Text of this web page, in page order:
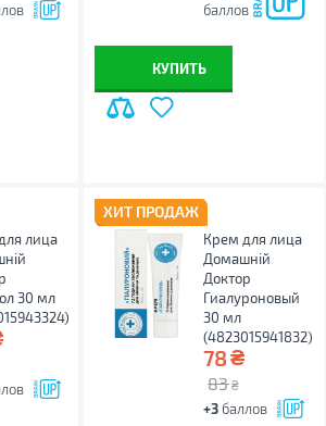
баллов
КУПИТЬ
лица
30 мл
ХИТ ПРОДАЖ
Крем для лица
Домашній
Доктор
Гиалуроновый
30 мл
(4823015941832)
78₴
83 ₴
+3 баллов